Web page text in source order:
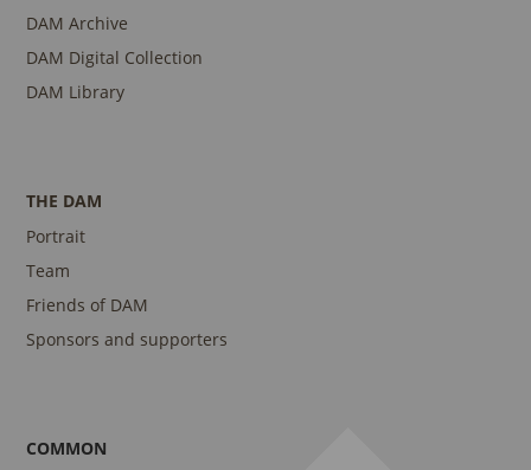
DAM Archive
DAM Digital Collection
DAM Library
THE DAM
Portrait
Team
Friends of DAM
Sponsors and supporters
COMMON